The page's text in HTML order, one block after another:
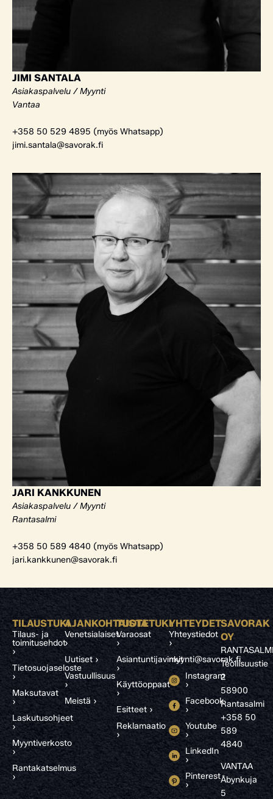
JIMI SANTALA
Asiakaspalvelu / Myynti
Vantaa
+358 50 529 4895 (myös Whatsapp)
jimi.santala@savorak.fi
JARI KANKKUNEN
Asiakaspalvelu / Myynti
Rantasalmi
+358 50 589 4840 (myös Whatsapp)
jari.kankkunen@savorak.fi
TILAUSTUKI
Tilaus- ja
toimitusehdot
›
Tietosuojaseloste
›
Maksutavat
›
Laskutusohjeet
›
Myyntiverkosto
›
Rantakatselmus
›
AJANKOHTAISTA
Venetsialaiset
›
Uutiset ›
Vastuullisuus
›
Meistä ›
TUOTETUKI
Varaosat
›
Asiantuntijavinkit
›
Käyttöoppaat
›
Esitteet ›
Reklamaatio
›
YHTEYDET
Yhteystiedot
›
myynti@savorak.fi
Instagram
›
Facebook
›
Youtube
›
LinkedIn
›
Pinterest
›
SAVORAK
OY
Teollisuustie
2
58900
Rantasalmi
+358 50
589
4840
VANTAA
Åbynkuja
5